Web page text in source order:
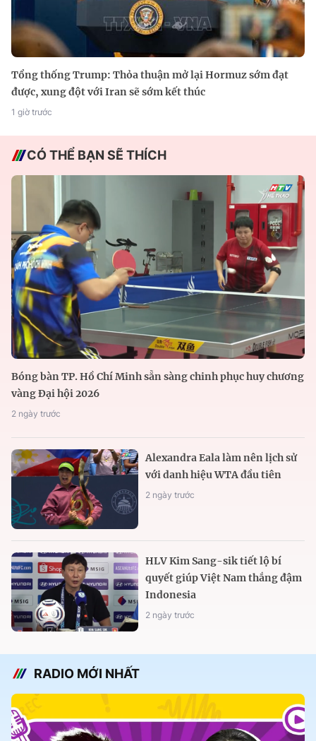
Tổng thống Trump: Thỏa thuận mở lại Hormuz sớm đạt
được, xung đột với Iran sẽ sớm kết thúc
1 giờ trước
CÓ THỂ BẠN SẼ THÍCH
Bóng bàn TP. Hồ Chí Minh sẵn sàng chinh phục huy chương
vàng Đại hội 2026
2 ngày trước
Alexandra Eala làm nên lịch sử
với danh hiệu WTA đầu tiên
2 ngày trước
HLV Kim Sang-sik tiết lộ bí
quyết giúp Việt Nam thắng đậm
Indonesia
2 ngày trước
RADIO MỚI NHẤT